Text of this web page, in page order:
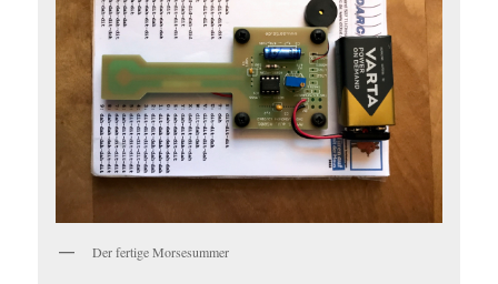
Der fertige Morsesummer